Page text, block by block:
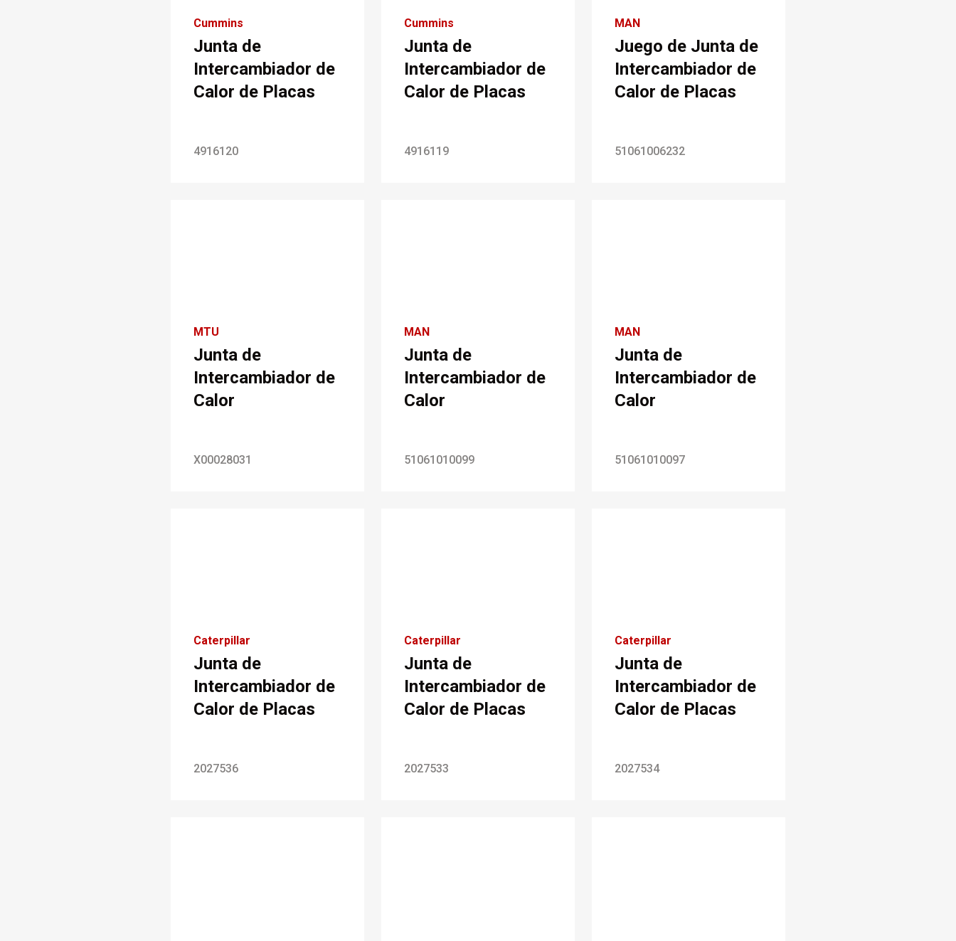
Cummins
Junta de
Intercambiador de
Calor de Placas
4916120
Cummins
Junta de
Intercambiador de
Calor de Placas
4916119
MAN
Juego de Junta de
Intercambiador de
Calor de Placas
51061006232
MTU
Junta de
Intercambiador de
Calor
X00028031
MAN
Junta de
Intercambiador de
Calor
51061010099
MAN
Junta de
Intercambiador de
Calor
51061010097
Caterpillar
Junta de
Intercambiador de
Calor de Placas
2027536
Caterpillar
Junta de
Intercambiador de
Calor de Placas
2027533
Caterpillar
Junta de
Intercambiador de
Calor de Placas
2027534